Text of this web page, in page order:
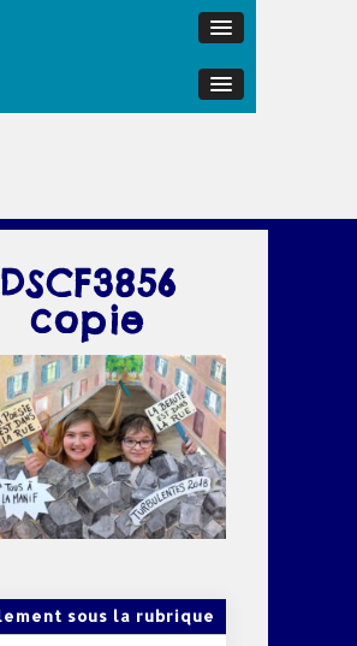
DSCF3856
copie
sous la rubrique